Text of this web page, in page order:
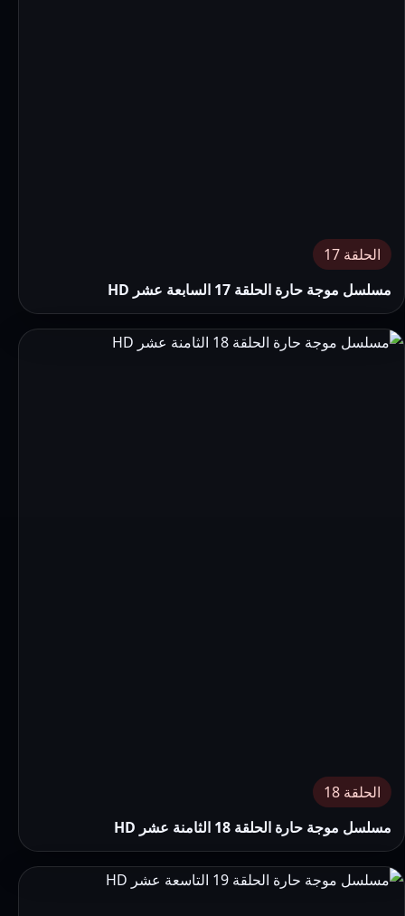
الحلقة 17
مسلسل موجة حارة الحلقة 17 السابعة عشر HD
الحلقة 18
مسلسل موجة حارة الحلقة 18 الثامنة عشر HD